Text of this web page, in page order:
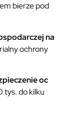
bierze pod
na
ochrony
oc
tys. do kilku